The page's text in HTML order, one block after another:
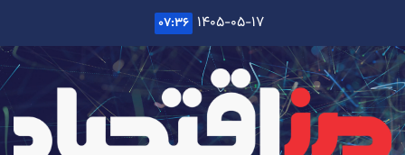
content
۱۴۰۵-۰۵-۱۷ ۰۷:۳۶